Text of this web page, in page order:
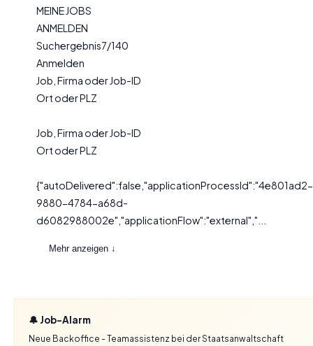
MEINE JOBS
ANMELDEN
Suchergebnis7/140
Anmelden
Job, Firma oder Job-ID
Ort oder PLZ
Job, Firma oder Job-ID
Ort oder PLZ
{"autoDelivered":false,"applicationProcessId":"4e801ad2-
9880-4784-a68d-
d6082988002e","applicationFlow":"external","...
Mehr anzeigen ↓
🔔 Job-Alarm
Neue Backoffice - Teamassistenz bei der Staatsanwaltschaft